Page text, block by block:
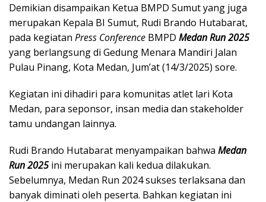
Demikian disampaikan Ketua BMPD Sumut yang juga
merupakan Kepala BI Sumut, Rudi Brando Hutabarat,
pada kegiatan Press Conference BMPD Medan Run 2025
yang berlangsung di Gedung Menara Mandiri Jalan
Pulau Pinang, Kota Medan, Jum’at (14/3/2025) sore.
Kegiatan ini dihadiri para komunitas atlet lari Kota
Medan, para seponsor, insan media dan stakeholder
tamu undangan lainnya.
Rudi Brando Hutabarat menyampaikan bahwa Medan
Run 2025ini merupakan kali kedua dilakukan.
Sebelumnya, Medan Run 2024 sukses terlaksana dan
banyak diminati oleh peserta. Bahkan kegiatan ini